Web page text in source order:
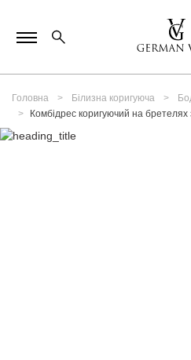
Головна Білизна коригуюча
Комбідрес коригуючий на